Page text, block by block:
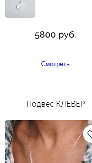
5800 руб.
Смотреть
Подвес КЛЕВЕР